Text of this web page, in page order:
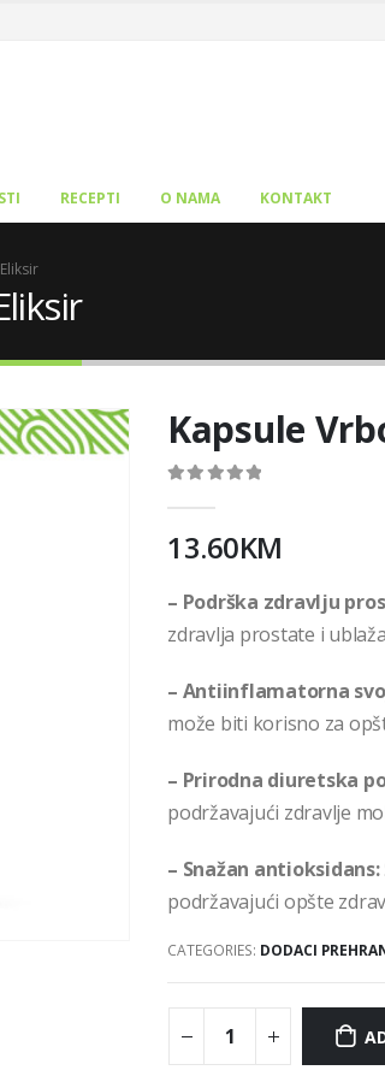
RECEPTI O NAMA KONTAKT
Kapsule
13.60KM
– Podrška zdravlju
zdravlja prostate i
– Antiinflamatorna
može biti korisno za
– Prirodna diuretska
podržavajući zdravlje
– Snažan antioksidans:
podržavajući opšte
CATEGORIES: DODACI